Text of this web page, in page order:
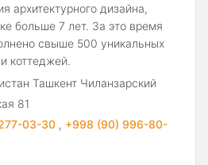
архитектурного дизайна,
больше 7 лет. За это время
свыше 500 уникальных
коттеджей.
Ташкент Чиланзарский
81
03-30 , +998 (90) 996-80-